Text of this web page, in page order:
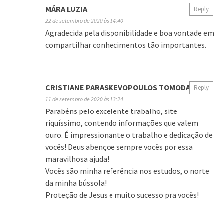
MÁRA LUZIA
22 de setembro de 2020 às 14:40
Agradecida pela disponibilidade e boa vontade em
compartilhar conhecimentos tão importantes.
Reply
CRISTIANE PARASKEVOPOULOS TOMODA
11 de setembro de 2020 às 13:24
Parabéns pelo excelente trabalho, site
riquíssimo, contendo informações que valem
ouro. É impressionante o trabalho e dedicação de
vocês! Deus abençoe sempre vocês por essa
maravilhosa ajuda!
Vocês são minha referência nos estudos, o norte
da minha bússola!
Proteção de Jesus e muito sucesso pra vocês!
Reply